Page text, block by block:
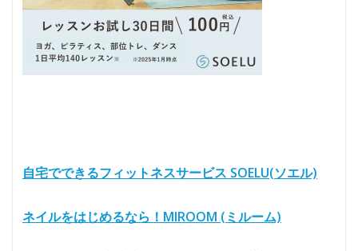
自宅でできるフィットネスサービス SOELU(ソエル)
ネイルをはじめるなら！MIROOM (ミルーム)